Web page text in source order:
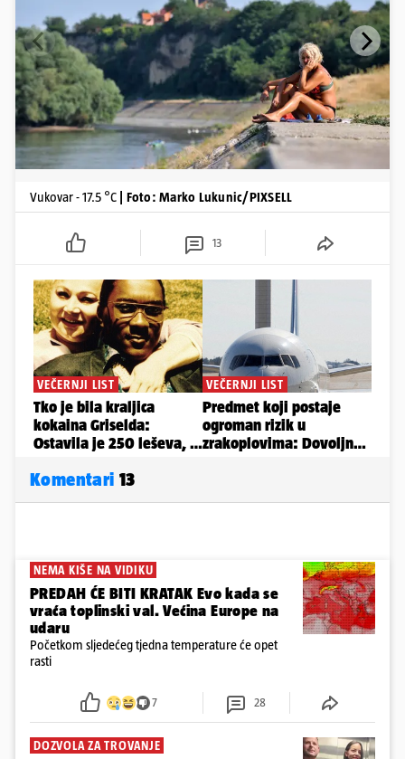
Vukovar - 17.5 °C | Foto: Marko Lukunic/PIXSELL
13
Komentari 13
NEMA KIŠE NA VIDIKU
PREDAH ĆE BITI KRATAK Evo kada se
vraća toplinski val. Većina Europe na
udaru
Početkom sljedećeg tjedna temperature će opet
rasti
7 28
DOZVOLA ZA TROVANJE